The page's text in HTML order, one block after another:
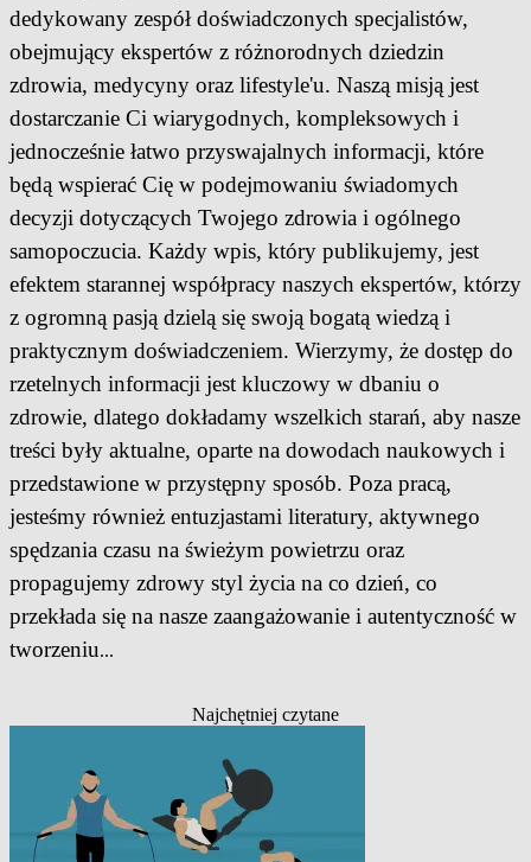
dedykowany zespół doświadczonych specjalistów,
obejmujący ekspertów z różnorodnych dziedzin
zdrowia, medycyny oraz lifestyle'u. Naszą misją jest
dostarczanie Ci wiarygodnych, kompleksowych i
jednocześnie łatwo przyswajalnych informacji, które
będą wspierać Cię w podejmowaniu świadomych
decyzji dotyczących Twojego zdrowia i ogólnego
samopoczucia. Każdy wpis, który publikujemy, jest
efektem starannej współpracy naszych ekspertów, którzy
z ogromną pasją dzielą się swoją bogatą wiedzą i
praktycznym doświadczeniem. Wierzymy, że dostęp do
rzetelnych informacji jest kluczowy w dbaniu o
zdrowie, dlatego dokładamy wszelkich starań, aby nasze
treści były aktualne, oparte na dowodach naukowych i
przedstawione w przystępny sposób. Poza pracą,
jesteśmy również entuzjastami literatury, aktywnego
spędzania czasu na świeżym powietrzu oraz
propagujemy zdrowy styl życia na co dzień, co
przekłada się na nasze zaangażowanie i autentyczność w
tworzeniu...
Najchętniej czytane